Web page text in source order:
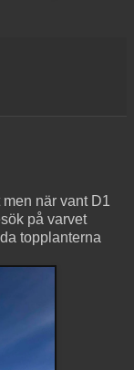
när vant D1
på varvet
topplanterna